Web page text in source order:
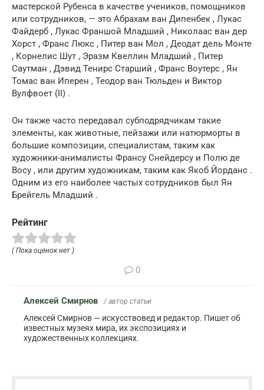
мастерской Рубенса в качестве учеников, помощников
или сотрудников, — это Абрахам ван Дипенбек , Лукас
Файдерб , Лукас Франшой Младший , Николаас ван дер
Хорст , Франс Люкс , Питер ван Мол , Деодат дель Монте
, Корнелис Шут , Эразм Квеллин Младший , Питер
Саутман , Дэвид Тенирс Старший , Франс Воутерс , Ян
Томас ван Иперен , Теодор ван Тюльден и Виктор
Вулфвоет (II) .
Он также часто передавал субподрядчикам такие
элементы, как животные, пейзажи или натюрморты в
большие композиции, специалистам, таким как
художники-анималисты Франсу Снейдерсу и Полю де
Восу , или другим художникам, таким как Якоб Йорданс .
Одним из его наиболее частых сотрудников был Ян
Брейгель Младший .
Рейтинг
( Пока оценок нет )
0
Алексей Смирнов / автор статьи
Алексей Смирнов — искусствовед и редактор. Пишет об
известных музеях мира, их экспозициях и
художественных коллекциях.